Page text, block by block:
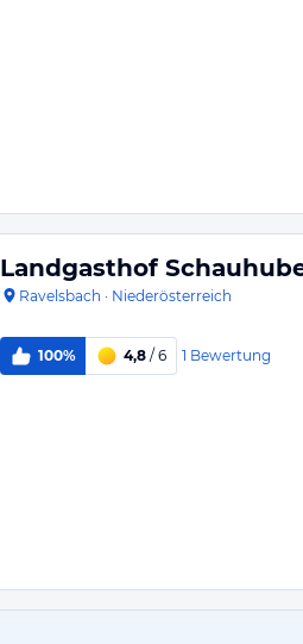
Landgasthof
Ravelsbach · Niederösterreich
100% 4,8 / 6 1 Bewertung